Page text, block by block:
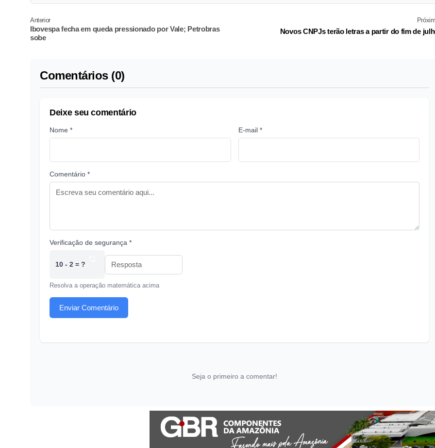
Anterior
Ibovespa fecha em queda pressionado por Vale; Petrobras
sobe
Novos CNPJs terão letras a partir do fim de
Comentários (0)
Deixe seu comentário
Nome * E-mail *
Comentário *
Verificação de segurança *
10 - 2 = ?
Resolva a operação matemática acima
Enviar Comentário
Seja o primeiro a comentar!